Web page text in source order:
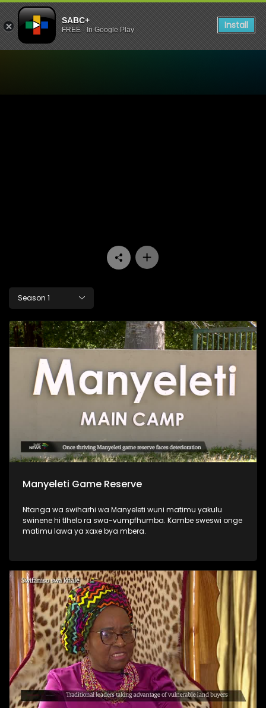
SABC+
FREE - In Google Play Install
Season 1
Manyeleti Game Reserve
Ntanga wa swiharhi wa Manyeleti wuni matimu yakulu
swinene hi tlhelo ra swa-vumpfhumba. Kambe sweswi onge
matimu lawa ya xaxe bya mbera.